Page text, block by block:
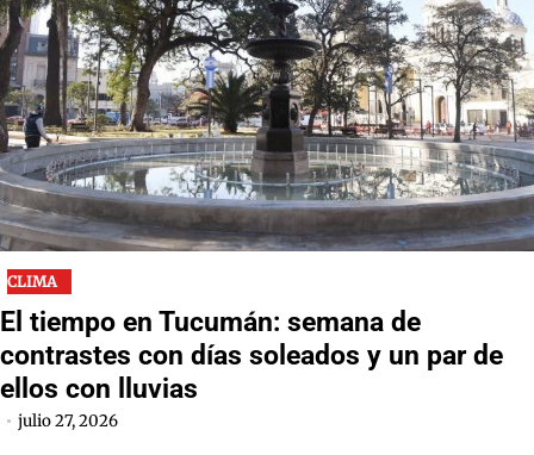
CLIMA
El tiempo en Tucumán: semana de
contrastes con días soleados y un par de
ellos con lluvias
julio 27, 2026